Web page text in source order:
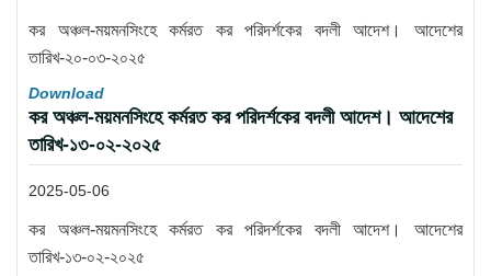
কর অঞ্চল-ময়মনসিংহে কর্মরত কর পরিদর্শকের বদলী আদেশ। আদেশের
তারিখ-২০-০৩-২০২৫
Download
কর অঞ্চল-ময়মনসিংহে কর্মরত কর পরিদর্শকের বদলী আদেশ। আদেশের
তারিখ-১৩-০২-২০২৫
2025-05-06
কর অঞ্চল-ময়মনসিংহে কর্মরত কর পরিদর্শকের বদলী আদেশ। আদেশের
তারিখ-১৩-০২-২০২৫